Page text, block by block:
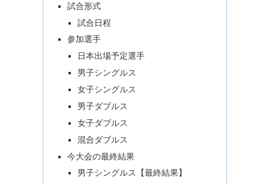
試合形式
試合日程
参加選手
日本出場予定選手
男子シングルス
女子シングルス
男子ダブルス
女子ダブルス
混合ダブルス
今大会の最終結果
男子シングルス【最終結果】